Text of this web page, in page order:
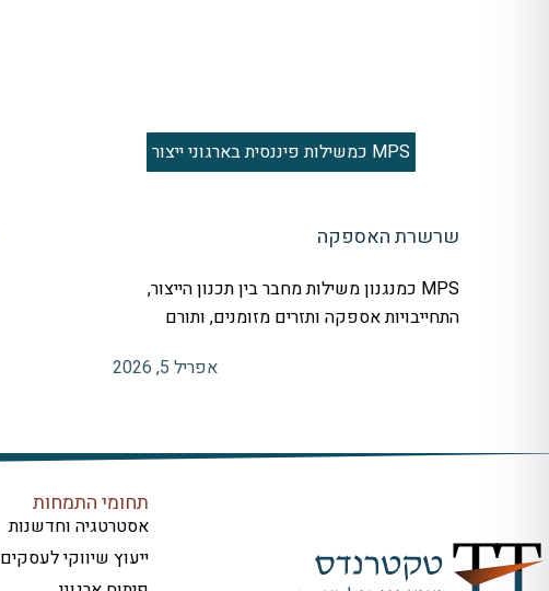
MPS כמשילות פיננסית בארגוני ייצור
שרשרת האספקה
MPS כמנגנון משילות מחבר בין תכנון הייצור,
התחייבויות אספקה ותזרים מזומנים, ותורם
אפריל 5, 2026
תחומי התמחות
אסטרטגיה וחדשנות
ייעוץ שיווקי לעסקים